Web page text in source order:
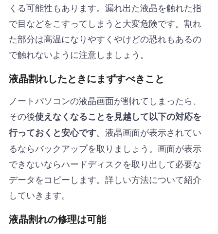
くる可能性もあります。漏れ出た液晶を触れた指
で目などをこすってしまうと大変危険です。割れ
た部分は高温になりやすくやけどの恐れもあるの
で触れないように注意しましょう。
液晶割れしたときにまずすべきこと
ノートパソコンの液晶画面が割れてしまったら、
その後使えなくなることを見越して以下の対応を
行っておくと安心です。液晶画面が表示されてい
るならバックアップを取りましょう。画面が表示
できないならハードディスクを取り出して必要な
データをコピーします。詳しい方法について紹介
していきます。
液晶割れの修理は可能